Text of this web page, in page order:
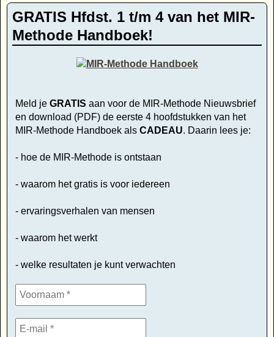
GRATIS Hfdst. 1 t/m 4 van het MIR-
Methode Handboek!
Meld je GRATIS aan voor de MIR-Methode Nieuwsbrief
en download (PDF) de eerste 4 hoofdstukken van het
MIR-Methode Handboek als CADEAU. Daarin lees je:
- hoe de MIR-Methode is ontstaan
- waarom het gratis is voor iedereen
- ervaringsverhalen van mensen
- waarom het werkt
- welke resultaten je kunt verwachten